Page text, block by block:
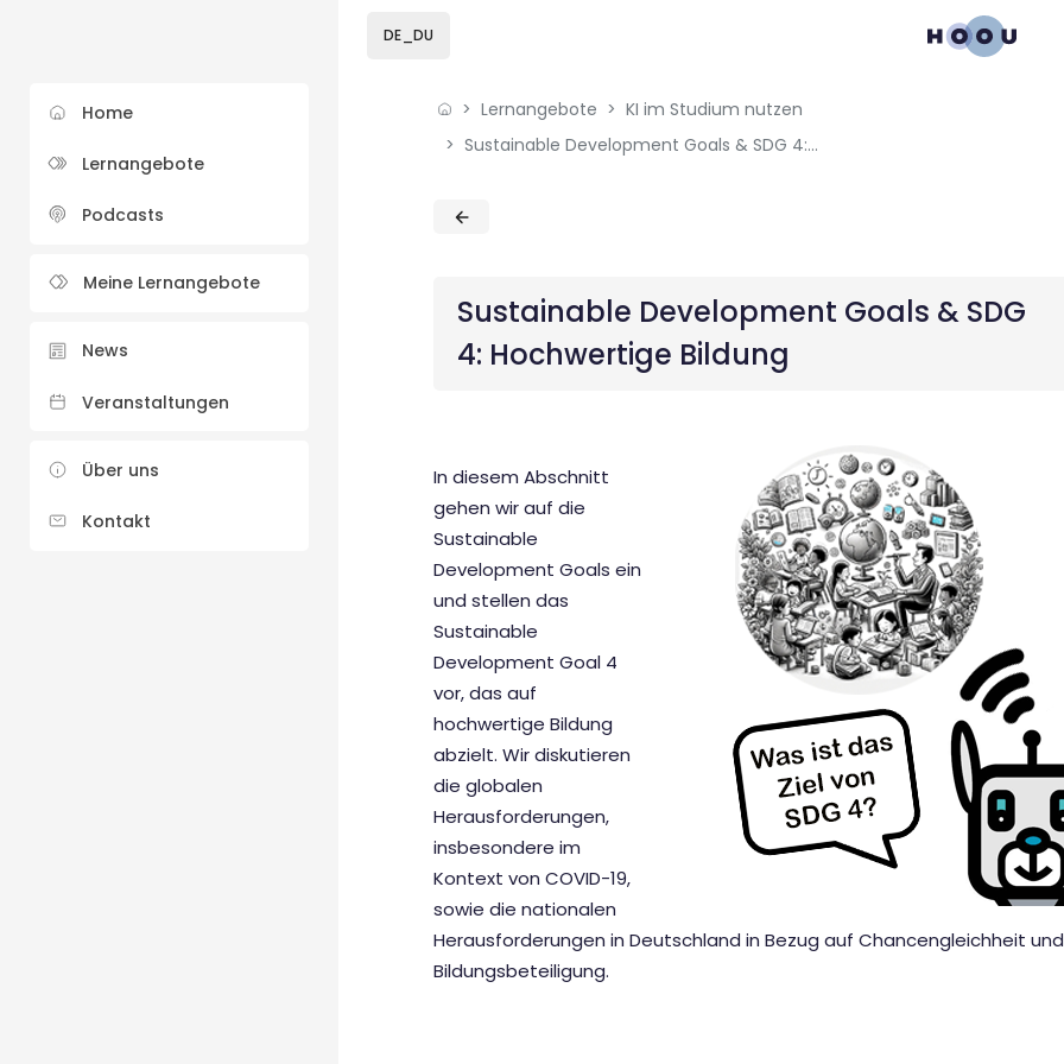
Home
Lernangebote
Podcasts
Meine Lernangebote
News
Veranstaltungen
Über uns
Kontakt
DE_DU
Lernangebote
KI im Studium nutzen
Sustainable Development Goals & SDG 4: Hochwertige Bildung
Blöcke
Blöcke
Sustainable Development Goals & SDG
4: Hochwertige Bildung
In diesem Abschnitt
gehen wir auf die
Sustainable
Development Goals ein
und stellen das
Sustainable
Development Goal 4
vor, das auf
hochwertige Bildung
abzielt. Wir diskutieren
die globalen
Herausforderungen,
insbesondere im
Kontext von COVID-19,
sowie die nationalen
Herausforderungen in Deutschland in Bezug auf Chancengleichheit und
Bildungsbeteiligung.